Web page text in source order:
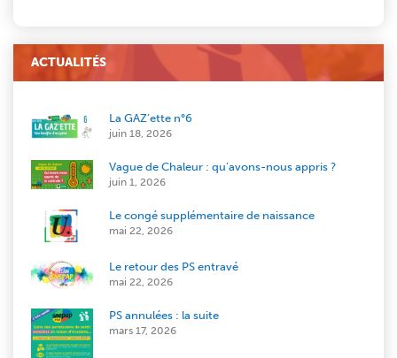
ACTUALITÉS
La GAZ’ette n°6
juin 18, 2026
Vague de Chaleur : qu’avons-nous appris ?
juin 1, 2026
Le congé supplémentaire de naissance
mai 22, 2026
Le retour des PS entravé
mai 22, 2026
PS annulées : la suite
mars 17, 2026